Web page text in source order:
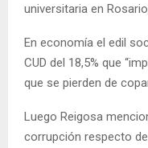
universitaria en
En economía el edil
CUD del 18,5% que
que se pierden de
Luego Reigosa
corrupción respecto de